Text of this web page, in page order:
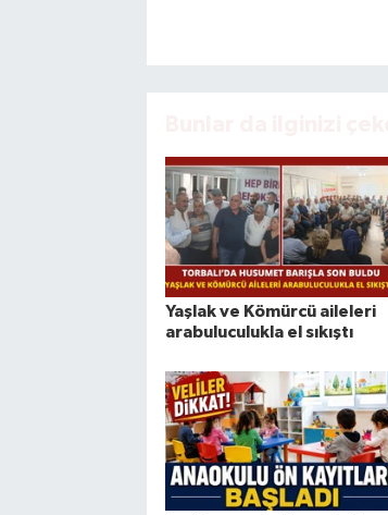
Yaşlak ve Kömürcü aileleri
arabuluculukla el sıkıştı